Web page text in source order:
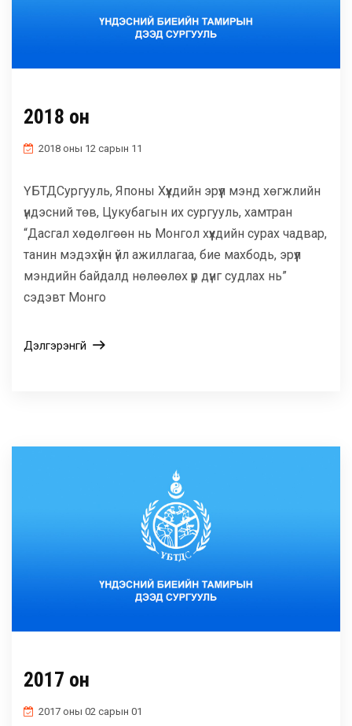
2018 он
2018 оны 12 сарын 11
ҮБТДСургууль, Японы Хүүхдийн эрүүл мэнд хөгжлийн
үндэсний төв, Цукубагын их сургууль, хамтран
“Дасгал хөдөлгөөн нь Монгол хүүхдийн сурах чадвар,
танин мэдэхүйн үйл ажиллагаа, бие махбодь, эрүүл
мэндийн байдалд нөлөөлөх үр дүнг судлах нь”
сэдэвт Монго
Дэлгэрэнгүй
2017 он
2017 оны 02 сарын 01